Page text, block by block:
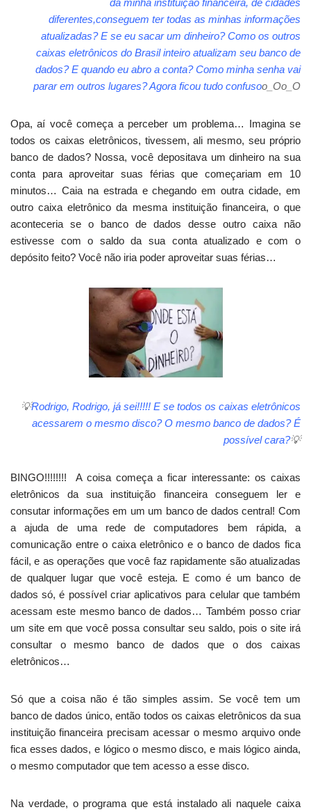
da minha instituição financeira, de cidades
diferentes,conseguem ter todas as minhas informações
atualizadas? E se eu sacar um dinheiro? Como os outros
caixas eletrônicos do Brasil inteiro atualizam seu banco de
dados? E quando eu abro a conta? Como minha senha vai
parar em outros lugares? Agora ficou tudo confusoo_Oo_O
Opa, aí você começa a perceber um problema… Imagina se
todos os caixas eletrônicos, tivessem, ali mesmo, seu próprio
banco de dados? Nossa, você depositava um dinheiro na sua
conta para aproveitar suas férias que começariam em 10
minutos… Caia na estrada e chegando em outra cidade, em
outro caixa eletrônico da mesma instituição financeira, o que
aconteceria se o banco de dados desse outro caixa não
estivesse com o saldo da sua conta atualizado e com o
depósito feito? Você não iria poder aproveitar suas férias…
💡Rodrigo, Rodrigo, já sei!!!!! E se todos os caixas eletrônicos
acessarem o mesmo disco? O mesmo banco de dados? É
possível cara?💡
BINGO!!!!!!!! A coisa começa a ficar interessante: os caixas
eletrônicos da sua instituição financeira conseguem ler e
consutar informações em um um banco de dados central! Com
a ajuda de uma rede de computadores bem rápida, a
comunicação entre o caixa eletrônico e o banco de dados fica
fácil, e as operações que você faz rapidamente são atualizadas
de qualquer lugar que você esteja. E como é um banco de
dados só, é possível criar aplicativos para celular que também
acessam este mesmo banco de dados… Também posso criar
um site em que você possa consultar seu saldo, pois o site irá
consultar o mesmo banco de dados que o dos caixas
eletrônicos…
Só que a coisa não é tão simples assim. Se você tem um
banco de dados único, então todos os caixas eletrônicos da sua
instituição financeira precisam acessar o mesmo arquivo onde
fica esses dados, e lógico o mesmo disco, e mais lógico ainda,
o mesmo computador que tem acesso a esse disco.
Na verdade, o programa que está instalado ali naquele caixa